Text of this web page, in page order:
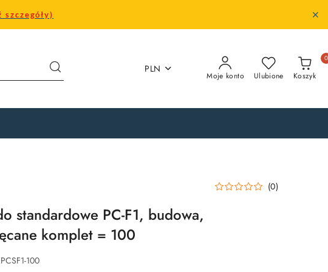
szczegóły)
PLN
Moje konto Ulubione Koszyk
0
(0)
standardowe PC-F1, budowa,
komplet = 100
100